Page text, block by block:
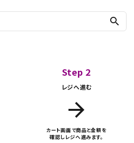
search
Step 2
レジへ進む
arrow_forward
カート画面で商品と金額を
確認しレジへ進みます。